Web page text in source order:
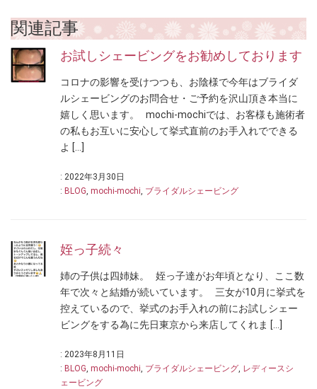
関連記事
お試しシェービングをお勧めしております
コロナの影響を受けつつも、お陰様で今年はブライダ
ルシェービングのお問合せ・ご予約を沢山頂き本当に
嬉しく思います。 mochi-mochiでは、お客様も施術者
の私もお互いに安心して挙式直前のお手入れでできる
よ […]
: 2022年3月30日
: BLOG, mochi-mochi, ブライダルシェービング
姪っ子続々
姉の子供は四姉妹。 姪っ子達がお年頃となり、ここ数
年で次々と結婚が続いています。 三女が10月に挙式を
控えているので、挙式のお手入れの前にお試しシェー
ビングをする為に先日東京から来店してくれま […]
: 2023年8月11日
: BLOG, mochi-mochi, ブライダルシェービング, レディースシ
ェービング